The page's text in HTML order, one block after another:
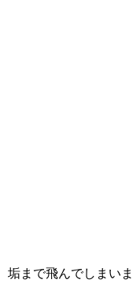
垢まで飛んでしまいま